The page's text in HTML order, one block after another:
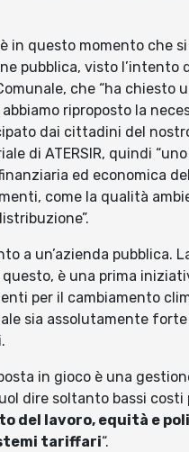
in questo momento che
pubblica, visto l’intento
che “ha chiesto
riproposto la
dai cittadini del
di ATERSIR, quindi
ed economica
come la qualità
a un’azienda
è una prima
per il cambiamento
sia assolutamente forte
in gioco è una
dire soltanto bassi
del lavoro, equità e
tariffari“.